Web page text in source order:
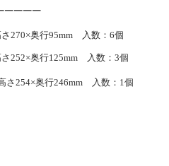
￣￣￣￣
270×奥行95mm 入数：6個
252×奥行125mm 入数：3個
さ254×奥行246mm 入数：1個